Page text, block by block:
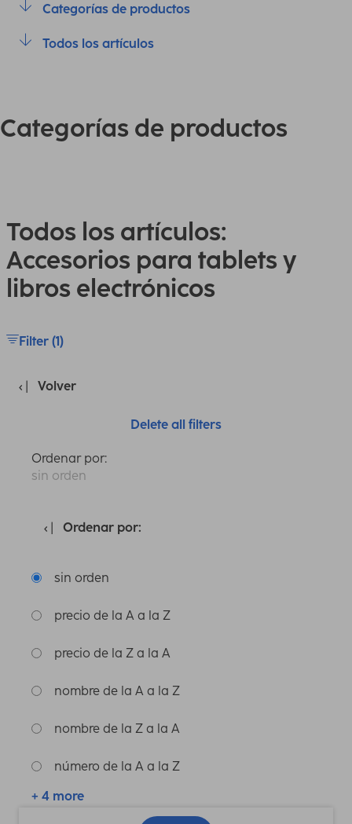
Categorías de productos
Todos los artículos
Categorías de productos
Todos los artículos:
Accesorios para tablets y
libros electrónicos
Filter (1)
Volver
Delete all filters
Ordenar por:
sin orden
Ordenar por:
sin orden
precio de la A a la Z
precio de la Z a la A
nombre de la A a la Z
nombre de la Z a la A
número de la A a la Z
+ 4 more